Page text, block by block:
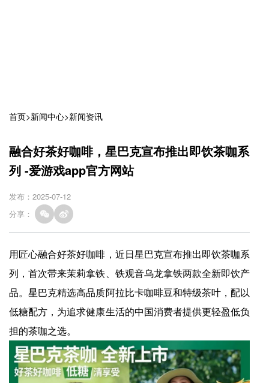
首页>新闻中心>新闻资讯
融合好茶好咖啡，星巴克宣布推出即饮茶咖系
列 -爱游戏app官方网站
发布：2025-07-12
分享：
用匠心融合好茶好咖啡，近日星巴克宣布推出即饮茶咖系
列，首次带来茉莉拿铁、铁观音乌龙拿铁两款全新即饮产
品。星巴克精选高品质阿拉比卡咖啡豆和特级茶叶，配以
低糖配方，为追求健康生活的中国消费者提供更轻盈低负
担的茶咖之选。